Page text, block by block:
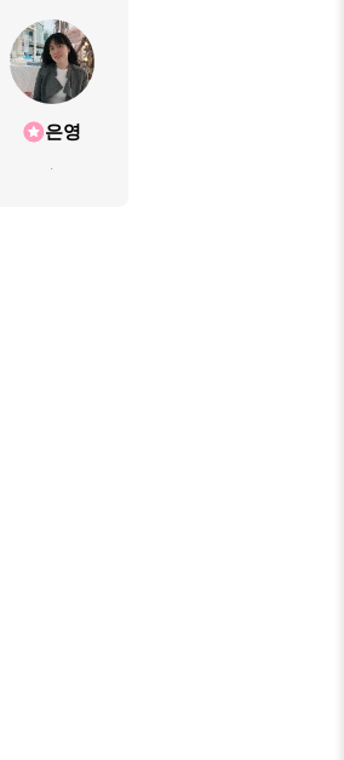
은영